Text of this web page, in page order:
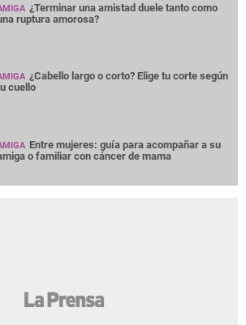
¿Terminar una amistad duele tanto como
ruptura amorosa?
¿Cabello largo o corto? Elige tu corte según
cuello
Entre mujeres: guía para acompañar a su
o familiar con cáncer de mama